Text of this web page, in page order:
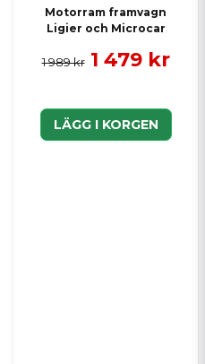
Motorram framvagn
Ligier och Microcar
1 989 kr 1 479 kr
LÄGG I KORGEN